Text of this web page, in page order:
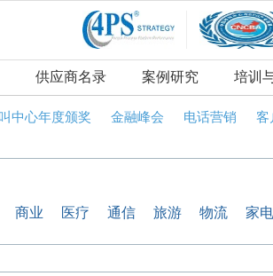
供应商名录 案例研究 培训
中心年度颁奖 金融峰会 电话营销 客
商业 医疗 通信 旅游 物流 家电